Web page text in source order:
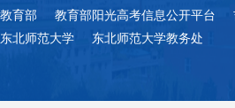
教育部 教育部阳光高考信息公开平台
东北师范大学
东北师范大学教务处